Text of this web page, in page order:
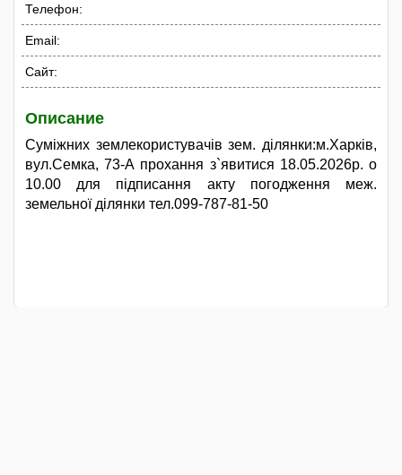
Телефон:
Email:
Сайт:
Описание
Суміжних землекористувачів зем. ділянки:м.Харків,
вул.Семка, 73-А прохання з`явитися 18.05.2026р. о
10.00 для підписання акту погодження меж.
земельної ділянки тел.099-787-81-50